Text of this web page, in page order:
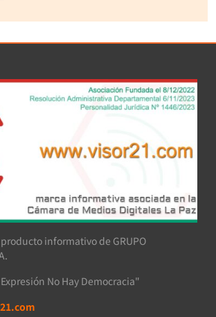
informativo de GRUPO
No Hay Democracia"